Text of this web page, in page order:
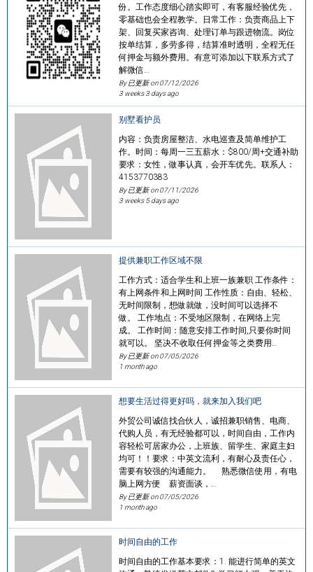
份。工作态度细心踏实即可，有客服经验优先，
零基础也会全程教学。日常工作：负责商品上下
架、回复买家咨询、处理订单与跟进物流。岗位
按单结算，多劳多得，结算准时透明，全程无任
何押金与额外费用。有意可添加以下联系方式了
解微信…
By 已更新 on07/12/2026
3 weeks 3 days ago
别墅看护员
内容：负责房屋整洁、水电巡查及简单维护工
作。时间：每周一三五薪水：$800/周+交通补助
要求：女性，做事认真，会开车优先。联系人：
4153770383
By 已更新 on07/11/2026
3 weeks 5 days ago
提供兼职工作区域不限
工作方式：适合学生和上班一族兼职 工作条件：
有上网条件和上网时间 工作性质：自由、轻松、
无时间限制，想做就做，没时间可以选择不
做。 工作地点：不受地区限制，在网络上完
成。 工作时间：随意安排工作时间,只要你时间
就可以。 坚决不收取任何押金等之类费用…
By 已更新 on07/05/2026
1 month ago
想要生活过得更好吗，就来加入我们吧
外贸公司诚信找合伙人，诚招兼职销售、电商、
代购人员，有无经验都可以，时间自由，工作内
容轻松可居家办公，上班族、留学生、家庭主妇
均可！！要求：中英文流利，有耐心及责任心，
需要有较强的沟通能力。 熟悉微信使用，有电
脑上网方便 薪资面谈，…
By 已更新 on07/05/2026
1 month ago
时间自由的工作
时间自由的工作基本要求：1. 能进行简单的英文